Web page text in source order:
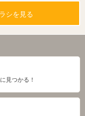
シを見る
見つかる！